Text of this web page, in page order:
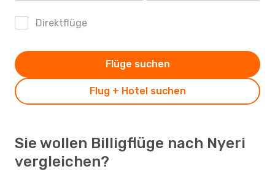
Direktflüge
Flug + Hotel suchen
Flüge suchen
Sie wollen Billigflüge nach Nyeri
vergleichen?